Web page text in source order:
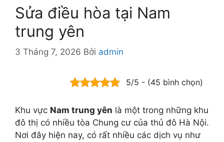
Sửa điều hòa tại Nam
trung yên
3 Tháng 7, 2026 Bởi admin
5/5 - (45 bình chọn)
Khu vực Nam trung yên là một trong những khu
đô thị có nhiều tòa Chung cư của thủ đô Hà Nội.
Nơi đây hiện nay, có rất nhiều các dịch vụ như